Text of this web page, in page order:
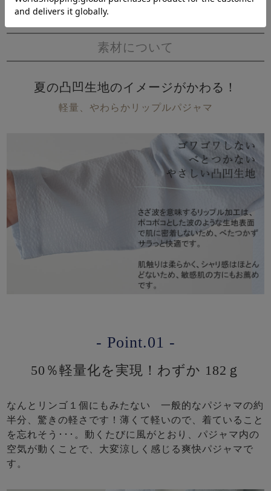
素材について
夏の凸凹生地のイメージがかわる！
軽量、やわらかリップルパジャマ
- Point.01 -
50％軽量化を実現！わずか 182ｇ
なんとリンゴ１個にもみたない 一般的なパジャマの約
半分、驚きの軽さです！薄くて軽いので、着ていること
を忘れそう･･･。動くたびに風がとおり、パジャマ内の
空気が動くことで、大変涼しく感じる爽快パジャマで
す。